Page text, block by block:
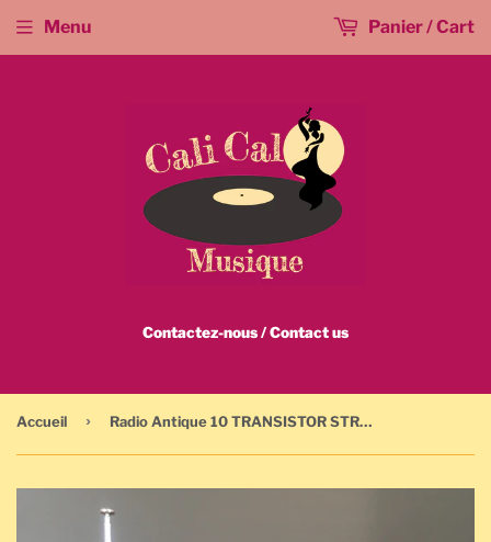
Contactez-nous / Contact us
Menu Panier / Cart
Accueil › Radio Antique 10 TRANSISTOR STRAUSS GR-920